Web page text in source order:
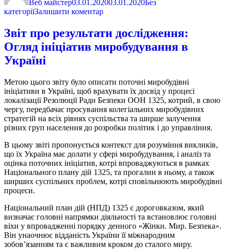
Веб майстер03.01.202003.01.2020Без
категоріїЗалишити коментардо
запретить
порно
Звіт про результати дослідження:
Огляд ініціатив миробудування в
Україні
Метою цього звіту було описати поточні миробудівні
ініціативи в Україні, щоб врахувати їх досвід у процесі
локалізації Резолюції Ради Безпеки ООН 1325, котрий, в свою
чергу, передбачає просування колегіальних миробудівних
стратегій на всіх рівнях суспільства та ширше залучення
різних груп населення до розробки політик і до управління.
В цьому звіті пропонується контекст для розуміння викликів,
що їх Україна має долати у сфері миробудування, і аналіз та
оцінка поточних ініціатив, котрі впроваджуються в рамках
Національного плану дій 1325, та прогалин в ньому, а також
ширших суспільних проблем, котрі сповільнюють миробудівні
процеси.
Національний план дій (НПД) 1325 є дороговказом, який
визначає головні напрямки діяльності та встановлює головні
віхи у впровадженні порядку денного «Жінки. Мир. Безпека».
Він унаочнює відданість України її міжнародним
зобов’язанням та є важливим кроком до сталого миру.